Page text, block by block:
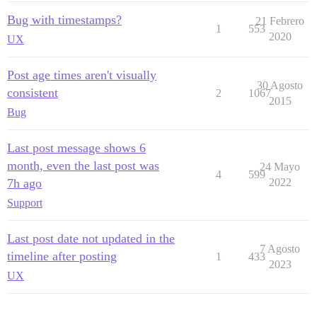
Bug with timestamps?
UX
1 553
21 Febrero
2020
Post age times aren't visually
consistent
Bug
2 1067
30 Agosto
2015
Last post message shows 6
month, even the last post was
7h ago
Support
4 599
24 Mayo
2022
Last post date not updated in the
timeline after posting
UX
1 433
7 Agosto
2023